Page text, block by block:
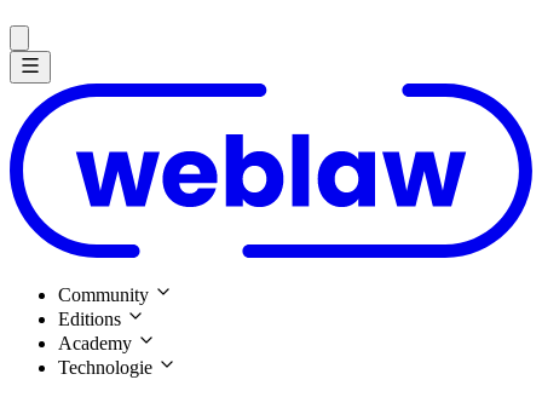
Community
Editions
Academy
Technologie